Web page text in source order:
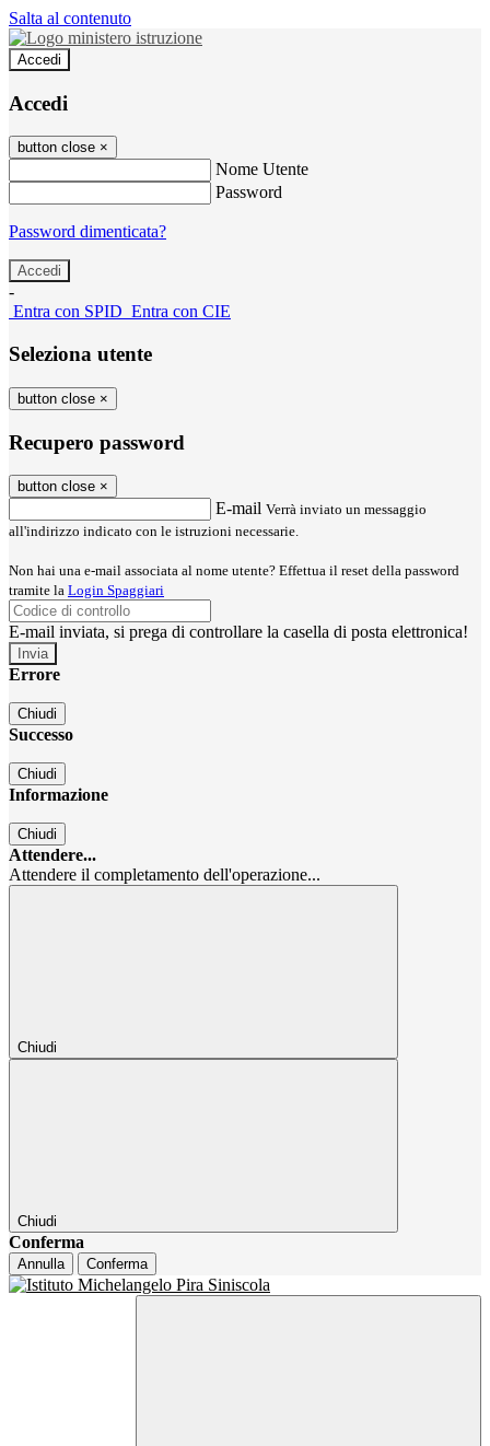
Salta al contenuto
Accedi
Accedi
button close ×
Nome Utente
Password
Password dimenticata?
-
Entra con SPID Entra con CIE
Seleziona utente
button close ×
Recupero password
button close ×
E-mail Verrà inviato un messaggio
all'indirizzo indicato con le istruzioni necessarie.
Non hai una e-mail associata al nome utente? Effettua il reset della password
tramite la Login Spaggiari
E-mail inviata, si prega di controllare la casella di posta elettronica!
Errore
Chiudi
Successo
Chiudi
Informazione
Chiudi
Attendere...
Attendere il completamento dell'operazione...
Chiudi
Chiudi
Conferma
Annulla Conferma